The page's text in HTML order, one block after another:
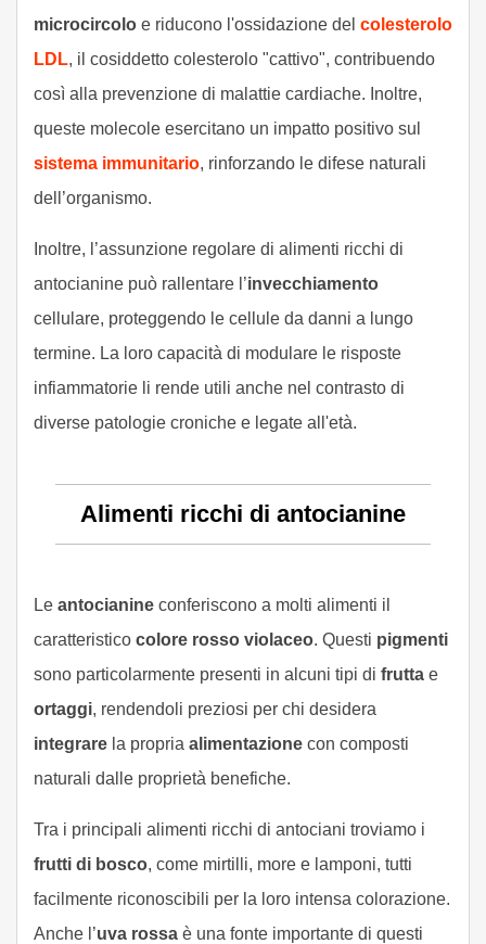
microcircolo e riducono l'ossidazione del colesterolo
LDL, il cosiddetto colesterolo "cattivo", contribuendo
così alla prevenzione di malattie cardiache. Inoltre,
queste molecole esercitano un impatto positivo sul
sistema immunitario, rinforzando le difese naturali
dell’organismo.
Inoltre, l’assunzione regolare di alimenti ricchi di
antocianine può rallentare l’invecchiamento
cellulare, proteggendo le cellule da danni a lungo
termine. La loro capacità di modulare le risposte
infiammatorie li rende utili anche nel contrasto di
diverse patologie croniche e legate all'età.
Alimenti ricchi di antocianine
Le antocianine conferiscono a molti alimenti il
caratteristico colore rosso violaceo. Questi pigmenti
sono particolarmente presenti in alcuni tipi di frutta e
ortaggi, rendendoli preziosi per chi desidera
integrare la propria alimentazione con composti
naturali dalle proprietà benefiche.
Tra i principali alimenti ricchi di antociani troviamo i
frutti di bosco, come mirtilli, more e lamponi, tutti
facilmente riconoscibili per la loro intensa colorazione.
Anche l’uva rossa è una fonte importante di questi